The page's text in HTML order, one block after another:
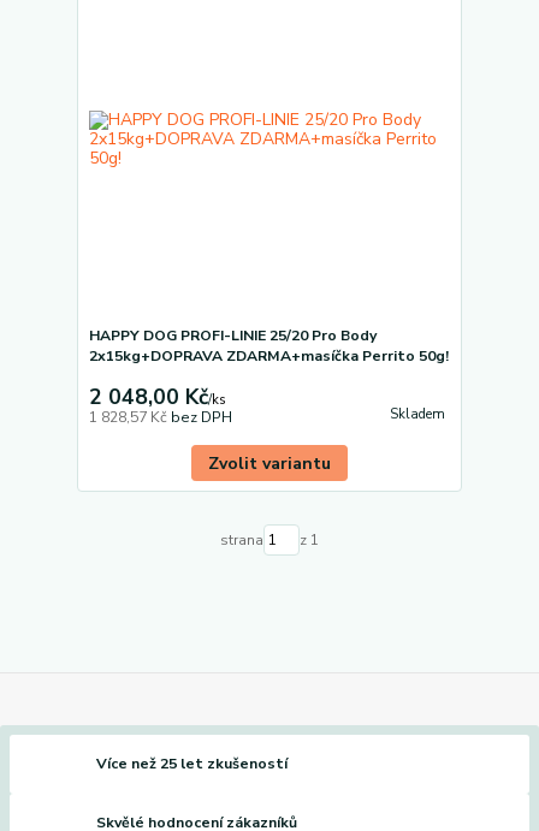
HAPPY DOG PROFI-LINIE 25/20 Pro Body
2x15kg+DOPRAVA ZDARMA+masíčka Perrito 50g!
2 048,00 Kč/ks
1 828,57 Kč bez DPH Skladem
Zvolit variantu
strana z 1
Více než 25 let zkušeností
Skvělé hodnocení zákazníků